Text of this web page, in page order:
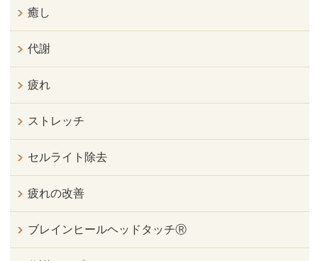
癒し
代謝
疲れ
ストレッチ
セルライト除去
疲れの改善
ブレインヒールヘッドタッチⓇ